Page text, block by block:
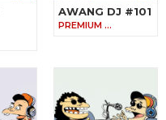
AWANG DJ #101
PREMIUM …